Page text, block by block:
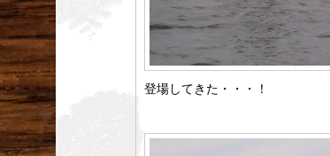
登場してきた・・・！